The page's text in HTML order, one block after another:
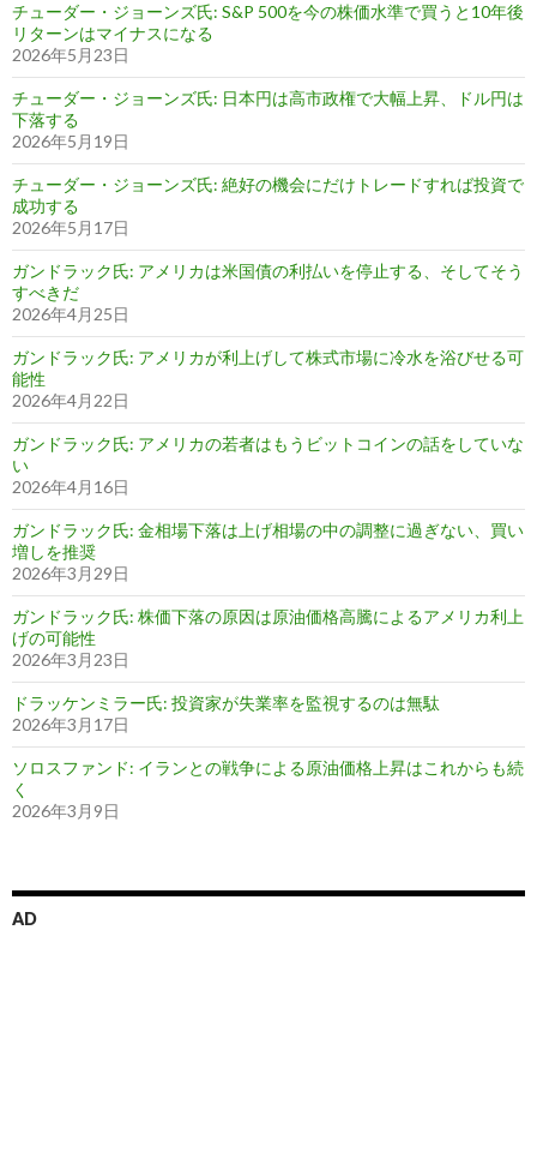
チューダー・ジョーンズ氏: S&P 500を今の株価水準で買うと10年後
リターンはマイナスになる
2026年5月23日
チューダー・ジョーンズ氏: 日本円は高市政権で大幅上昇、ドル円は
下落する
2026年5月19日
チューダー・ジョーンズ氏: 絶好の機会にだけトレードすれば投資で
成功する
2026年5月17日
ガンドラック氏: アメリカは米国債の利払いを停止する、そしてそう
すべきだ
2026年4月25日
ガンドラック氏: アメリカが利上げして株式市場に冷水を浴びせる可
能性
2026年4月22日
ガンドラック氏: アメリカの若者はもうビットコインの話をしていな
い
2026年4月16日
ガンドラック氏: 金相場下落は上げ相場の中の調整に過ぎない、買い
増しを推奨
2026年3月29日
ガンドラック氏: 株価下落の原因は原油価格高騰によるアメリカ利上
げの可能性
2026年3月23日
ドラッケンミラー氏: 投資家が失業率を監視するのは無駄
2026年3月17日
ソロスファンド: イランとの戦争による原油価格上昇はこれからも続
く
2026年3月9日
AD